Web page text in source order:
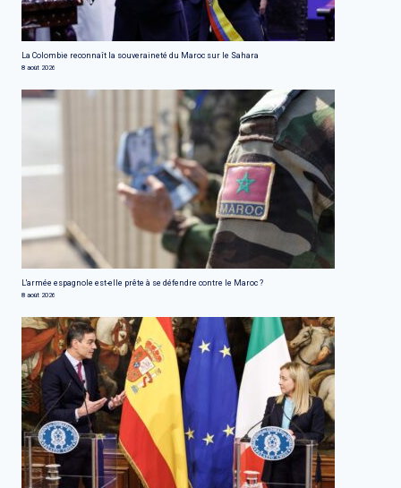
La Colombie reconnaît la souveraineté du Maroc sur le Sahara
8 août 2026
L'armée espagnole est-elle prête à se défendre contre le Maroc ?
8 août 2026